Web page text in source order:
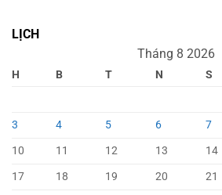
LỊCH
Tháng 8 2026
H B T N S
3
4 5 6 7
10
11 12 13 14
17
18 19 20 21